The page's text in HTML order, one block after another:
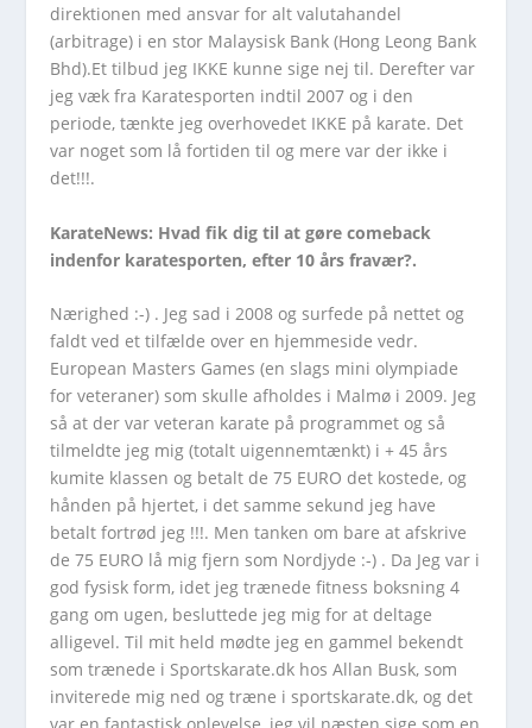
direktionen med ansvar for alt valutahandel
(arbitrage) i en stor Malaysisk Bank (Hong Leong Bank
Bhd).Et tilbud jeg IKKE kunne sige nej til. Derefter var
jeg væk fra Karatesporten indtil 2007 og i den
periode, tænkte jeg overhovedet IKKE på karate. Det
var noget som lå fortiden til og mere var der ikke i
det!!!.
KarateNews: Hvad fik dig til at gøre comeback
indenfor karatesporten, efter 10 års fravær?.
Nærighed :-) . Jeg sad i 2008 og surfede på nettet og
faldt ved et tilfælde over en hjemmeside vedr.
European Masters Games (en slags mini olympiade
for veteraner) som skulle afholdes i Malmø i 2009. Jeg
så at der var veteran karate på programmet og så
tilmeldte jeg mig (totalt uigennemtænkt) i + 45 års
kumite klassen og betalt de 75 EURO det kostede, og
hånden på hjertet, i det samme sekund jeg have
betalt fortrød jeg !!!. Men tanken om bare at afskrive
de 75 EURO lå mig fjern som Nordjyde :-) . Da Jeg var i
god fysisk form, idet jeg trænede fitness boksning 4
gang om ugen, besluttede jeg mig for at deltage
alligevel. Til mit held mødte jeg en gammel bekendt
som trænede i Sportskarate.dk hos Allan Busk, som
inviterede mig ned og træne i sportskarate.dk, og det